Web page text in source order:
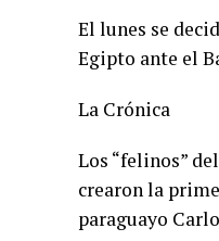
El lunes se
Egipto ante el
La Crónica
Los “felinos”
crearon la
paraguayo